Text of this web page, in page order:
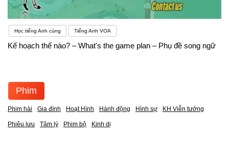
Học tiếng Anh cùng Tiếng Anh VOA
Kế hoạch thế nào? – What's the game plan – Phụ đề song ngữ
Phim
Phim hài Gia đình Hoạt Hình Hành động Hình sự KH Viễn tưởng
Phiêu lưu Tâm lý Phim bộ Kinh dị